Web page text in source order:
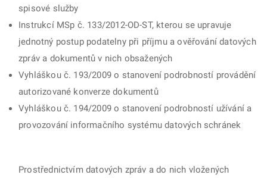
spisové služby
Instrukcí MSp č. 133/2012-OD-ST, kterou se upravuje
jednotný postup podatelny při příjmu a ověřování datových
zpráv a dokumentů v nich obsažených
Vyhláškou č. 193/2009 o stanovení podrobností provádění
autorizované konverze dokumentů
Vyhláškou č. 194/2009 o stanovení podrobností užívání a
provozování informačního systému datových schránek
Prostřednictvím datových zpráv a do nich vložených